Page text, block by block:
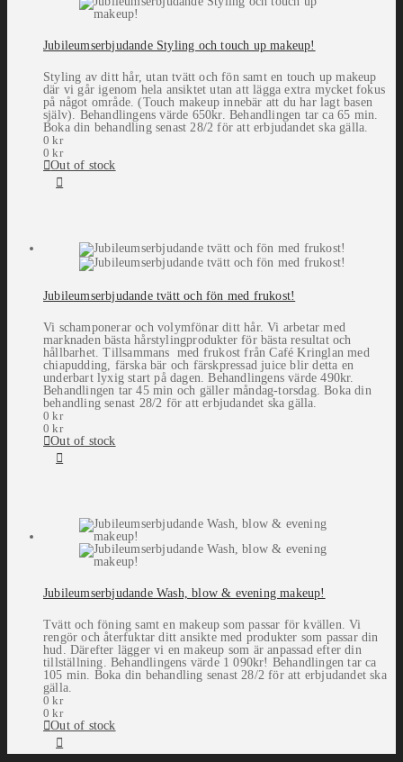
Jubileumserbjudande Styling och touch up makeup!
Styling av ditt hår, utan tvätt och fön samt en touch up makeup
där vi går igenom hela ansiktet utan att lägga extra mycket fokus
på något område. (Touch makeup innebär att du har lagt basen
själv). Behandlingens värde 650kr. Behandlingen tar ca 65 min.
Boka din behandling senast 28/2 för att erbjudandet ska gälla.
0kr
0kr
Out of stock
Jubileumserbjudande tvätt och fön med frukost!
Vi schamponerar och volymfönar ditt hår. Vi arbetar med
marknaden bästa hårstylingprodukter för bästa resultat och
hållbarhet. Tillsammans med frukost från Café Kringlan med
chiapudding, färska bär och färskpressad juice blir detta en
underbart lyxig start på dagen. Behandlingens värde 490kr.
Behandlingen tar 45 min och gäller måndag-torsdag. Boka din
behandling senast 28/2 för att erbjudandet ska gälla.
0kr
0kr
Out of stock
Jubileumserbjudande Wash, blow & evening makeup!
Tvätt och föning samt en makeup som passar för kvällen. Vi
rengör och återfuktar ditt ansikte med produkter som passar din
hud. Därefter lägger vi en makeup som är anpassad efter din
tillställning. Behandlingens värde 1 090kr! Behandlingen tar ca
105 min. Boka din behandling senast 28/2 för att erbjudandet ska
gälla.
0kr
0kr
Out of stock